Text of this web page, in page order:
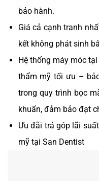
bảo hành.
Giá cả cạnh tranh
kết không phát sinh
Hệ thống máy móc
thẩm mỹ tối ưu –
trong quy trình bọc
khuẩn, đảm bảo đạt
Ưu đãi trả góp lãi
mỹ tại San Dentist